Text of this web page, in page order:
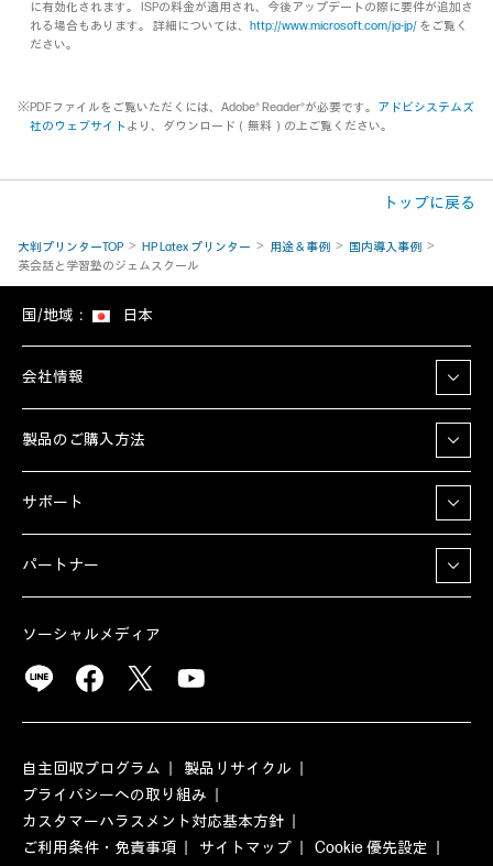
に有効化されます。 ISPの料金が適用され、今後アップデートの際に要件が追加さ
れる場合もあります。 詳細については、 http://www.microsoft.com/ja-jp/ をご覧く
ださい。
※PDFファイルをご覧いただくには、Adobe® Reader®が必要です。 アドビシステムズ
社のウェブサイト より、ダウンロード（無料）の上ご覧ください。
トップに戻る
大判プリンターTOP HP Latex プリンター 用途 & 事例
国内導入事例
英会話と学習塾のジェムスクール
国/地域： 日本
会社情報
製品のご購入方法
サポート
パートナー
ソーシャルメディア
自主回収プログラム
製品リサイクル
プライバシーへの取り組み
カスタマーハラスメント対応基本方針
ご利用条件・免責事項
サイトマップ
Cookie 優先設定